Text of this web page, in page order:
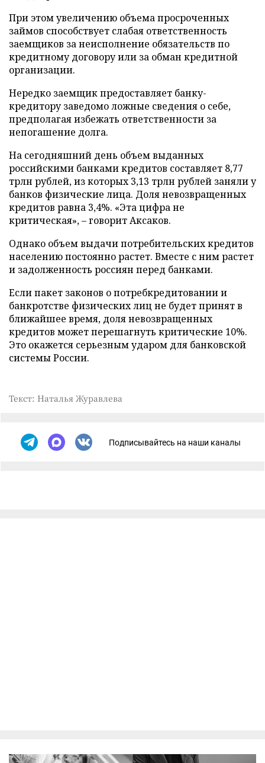
При этом увеличению объема просроченных
займов способствует слабая ответственность
заемщиков за неисполнение обязательств по
кредитному договору или за обман кредитной
организации.
Нередко заемщик предоставляет банку-
кредитору заведомо ложные сведения о себе,
предполагая избежать ответственности за
непогашение долга.
На сегодняшний день объем выданных
российскими банками кредитов составляет 8,77
трлн рублей, из которых 3,13 трлн рублей заняли у
банков физические лица. Доля невозвращенных
кредитов равна 3,4%. «Эта цифра не
критическая», – говорит Аксаков.
Однако объем выдачи потребительских кредитов
населению постоянно растет. Вместе с ним растет
и задолженность россиян перед банками.
Если пакет законов о потребкредитовании и
банкротстве физических лиц не будет принят в
ближайшее время, доля невозвращенных
кредитов может перешагнуть критические 10%.
Это окажется серьезным ударом для банковской
системы России.
Текст: Наталья Журавлева
Подписывайтесь на наши каналы